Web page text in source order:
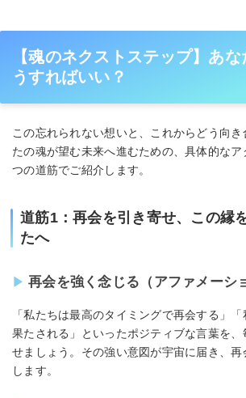
【魂のネクストステップ】あ
うすればいい？
この忘れられない想いと、これからどう向
たの魂が望む未来へ進むための、具体的な
つの道筋でご紹介します。
道筋1：再会を引き寄せ、この縁
たへ
再会を強く念じる（アファメーシ
「私たちは最高のタイミングで再会する」
果たされる」といったポジティブな言葉を
せましょう。その強い意図が宇宙に届き、再
します。